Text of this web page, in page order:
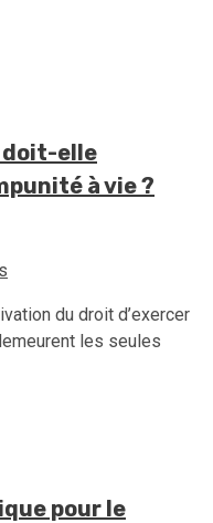
doit-elle
à vie ?
du droit d’exercer
les seules
pour le